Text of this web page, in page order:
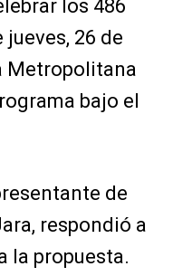
los 486
26 de
Metropolitana
bajo el
de
respondió a
la propuesta.